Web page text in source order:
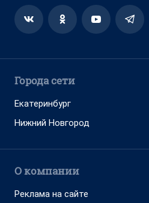
Города сети
Екатеринбург
Нижний Новгород
О компании
Реклама на сайте